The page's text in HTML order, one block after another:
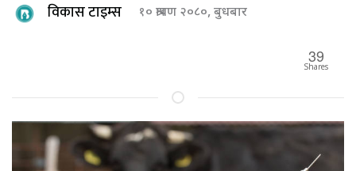
विकास टाइम्स १० श्रावण २०८०, बुधबार
39
Shares